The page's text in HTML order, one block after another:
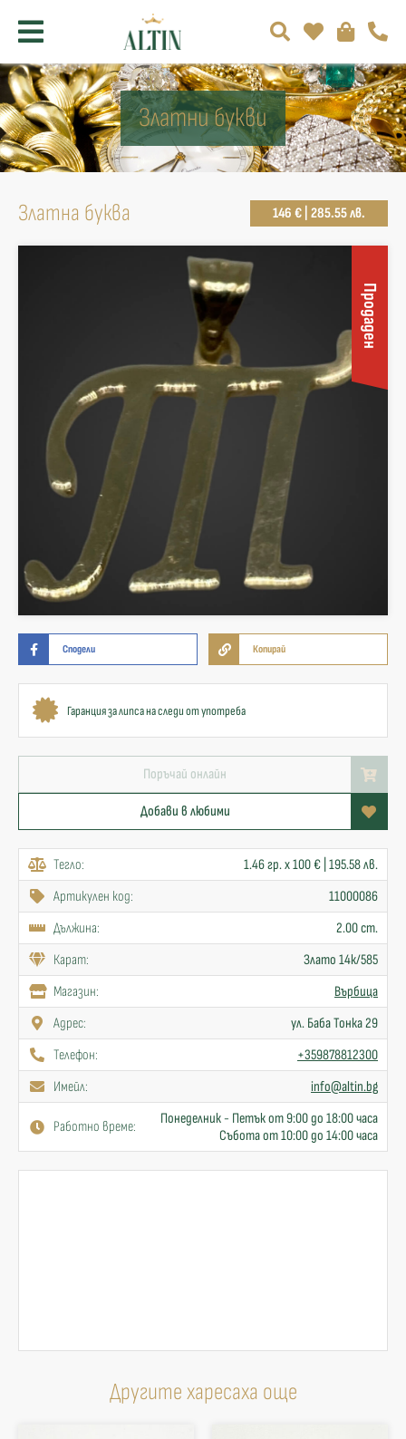
Златни букви
Златна буква 146 € | 285.55 лв.
Продаден
Сподели Копирай
Гаранция за липса на следи от употреба
Поръчай онлайн
Добави в любими
Тегло:
1.46 гр. x 100 € | 195.58 лв.
Артикулен код:
11000086
Дължина:
2.00 cm.
Карат:
Злато 14к/585
Mагазин:
Върбица
Адрес:
ул. Баба Тонка 29
Телефон:
+359878812300
Имейл:
info@altin.bg
Работно време:
Понеделник - Петък от 9:00 до 18:00 часа
Събота от 10:00 до 14:00 часа
Другите харесаха още